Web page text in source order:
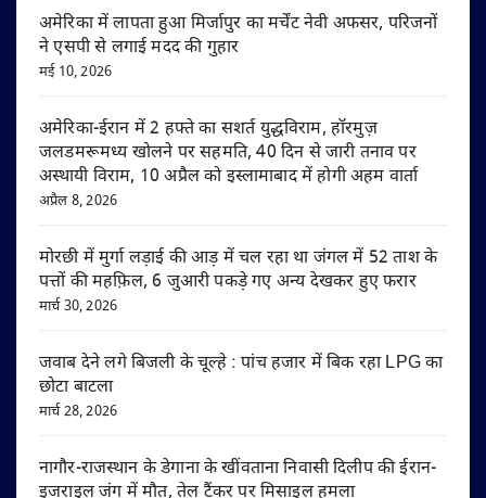
अमेरिका में लापता हुआ मिर्जापुर का मर्चेंट नेवी अफसर, परिजनों
ने एसपी से लगाई मदद की गुहार
मई 10, 2026
अमेरिका-ईरान में 2 हफ्ते का सशर्त युद्धविराम, हॉरमुज़
जलडमरूमध्य खोलने पर सहमति, 40 दिन से जारी तनाव पर
अस्थायी विराम, 10 अप्रैल को इस्लामाबाद में होगी अहम वार्ता
अप्रैल 8, 2026
मोरछी में मुर्गा लड़ाई की आड़ में चल रहा था जंगल में 52 ताश के
पत्तों की महफ़िल, 6 जुआरी पकड़े गए अन्य देखकर हुए फरार
मार्च 30, 2026
जवाब देने लगे बिजली के चूल्हे : पांच हजार में बिक रहा LPG का
छोटा बाटला
मार्च 28, 2026
नागौर-राजस्थान के डेगाना के खींवताना निवासी दिलीप की ईरान-
इजराइल जंग में मौत, तेल टैंकर पर मिसाइल हमला